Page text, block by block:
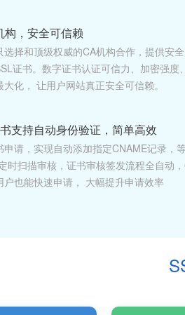
构，安全可信赖
选择和顶级权威的CA机构合作，提供安全
证书。数字证书认证可信力、加密强度
化， 让用户网站真正安全可信赖。
支持自动身份验证，简单高效
申请，实现自动添加指定CNAME记录，
时扫描审核，证书审核签发流程全自动
户也能快速申请， 大幅提升申请效率